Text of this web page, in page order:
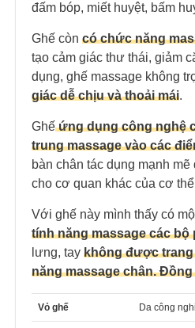
đấm bóp, miết huyệt, bấm
Ghế còn có chức năng
tạo cảm giác thư thái, giảm
dụng, ghế massage không
giác dễ chịu và thoải mái.
Ghếứng dụng công nghệ
trung massage vào các
bàn chân tác dụng mạnh
cho cơ quan khác của cơ
Với ghế này mình thấy có
tính năng massage các bộ
lưng, tay không được
năng massage chân.
Vỏ ghế Da công